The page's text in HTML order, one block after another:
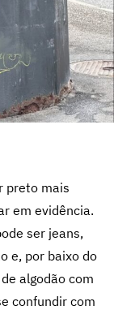
preto mais
em evidência.
ser jeans,
e, por baixo do
algodão com
confundir com